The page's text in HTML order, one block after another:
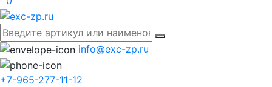
info@exc-zp.ru
+7-965-277-11-12